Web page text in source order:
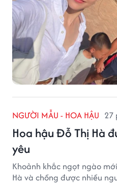
NGƯỜI MẪU - HOA HẬU 27
Hoa hậu Đỗ Thị Hà
yêu
Khoảnh khắc ngọt ngào
Hà và chồng được nhiều